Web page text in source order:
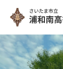
HOME